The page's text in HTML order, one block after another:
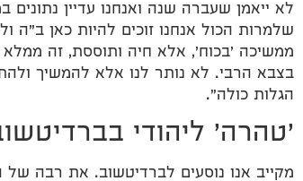
לא ייאמן שעברה שנה ואנחנו עדיין
שלמרות הכול אנחנו זוכים להיות כאן
ממשיכה 'בכוח', אלא חיה ותוססת, זה ממלא
בצבא הרבי. לא נותר לנו אלא להמשיך
הגלות כולה".
'טהרה' ליהודי
מקייב אנו נוסעים לברדיטשוב. את רבה